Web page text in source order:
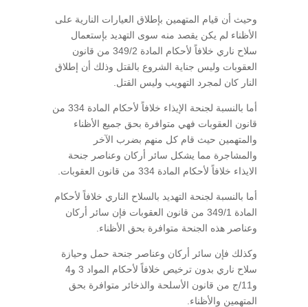
وحيث أن قيام المتهمين بإطلاق العيارات النارية على
الأظناء لم يكن يقصد منه سوى التهديد بإستعمال
سلاح ناري خلافاً لأحكام المادة 349/2 من قانون
العقوبات وليس جناية الشروع بالقتل وذلك أن إطلاق
النار كان لمجرد التهويب وليس القتل.
أما بالنسبة لجنحة الإيذاء خلافاً لأحكام المادة 334 من
قانون العقوبات فهي متوافرة بحق جميع الأظناء
والمتهمين حيث قام كل منهم بضرب الآخر
والمشاجرة مما يشكل سائر أركان وعناصر جنحة
الايذاء خلافاً لأحكام المادة 334 من قانون العقوبات.
أما بالنسبة لجنحة التهديد بالسلاح الناري خلافاً لأحكام
المادة 349/1 من قانون العقوبات فإن سائر أركان
وعناصر هذه الجنحة متوافرة بحق الأظناء.
وكذلك فإن سائر أركان وعناصر جنحة حمل وحيازة
سلاح ناري بدون ترخيص خلافاً لأحكام المواد 3 و4
و11/ج من قانون الأسلحة والذخائر متوافرة بحق
المتهمين والأظناء.